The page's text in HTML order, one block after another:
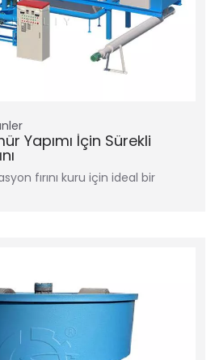
Yapımı İçin Sürekli
fırını kuru için ideal bir